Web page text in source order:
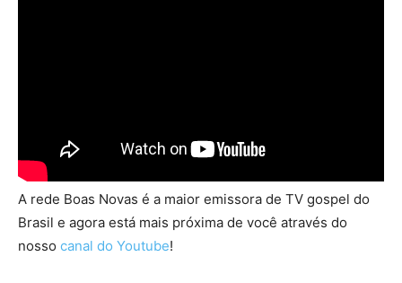
A rede Boas Novas é a maior emissora de TV gospel do
Brasil e agora está mais próxima de você através do
nosso canal do Youtube!